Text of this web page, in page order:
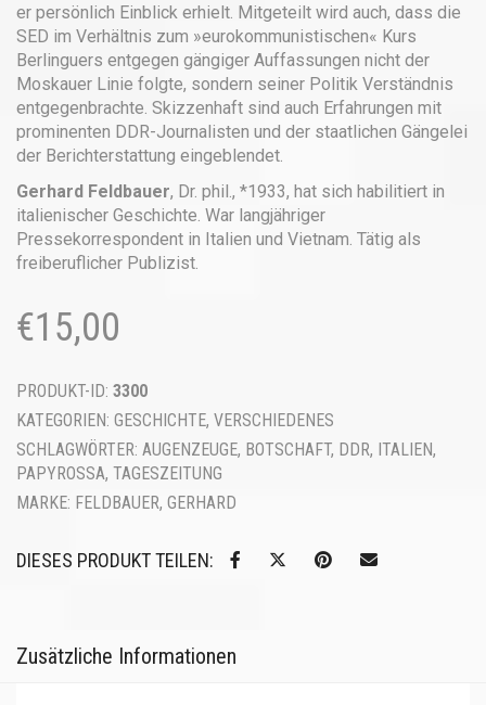
er persönlich Einblick erhielt. Mitgeteilt wird auch, dass die
SED im Verhältnis zum »eurokommunistischen« Kurs
Berlinguers entgegen gängiger Auffassungen nicht der
Moskauer Linie folgte, sondern seiner Politik Verständnis
entgegenbrachte. Skizzenhaft sind auch Erfahrungen mit
prominenten DDR-Journalisten und der staatlichen Gängelei
der Berichterstattung eingeblendet.
Gerhard Feldbauer, Dr. phil., *1933, hat sich habilitiert in
italienischer Geschichte. War langjähriger
Pressekorrespondent in Italien und Vietnam. Tätig als
freiberuflicher Publizist.
€15,00
PRODUKT-ID: 3300
KATEGORIEN: GESCHICHTE, VERSCHIEDENES
SCHLAGWÖRTER: AUGENZEUGE, BOTSCHAFT, DDR, ITALIEN,
PAPYROSSA, TAGESZEITUNG
MARKE: FELDBAUER, GERHARD
DIESES PRODUKT TEILEN:
Zusätzliche Informationen